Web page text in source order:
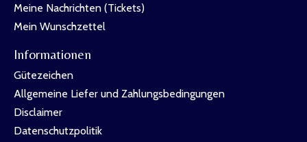
Meine Nachrichten (Tickets)
Mein Wunschzettel
Informationen
Gütezeichen
Allgemeine Liefer und Zahlungsbedingungen
Disclaimer
Datenschutzpolitik